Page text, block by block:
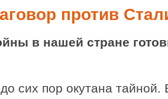
против
в нашей стране
сих пор окутана тайной.